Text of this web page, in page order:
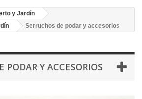
y Jardín
Serruchos de podar y accesorios
PODAR Y ACCESORIOS